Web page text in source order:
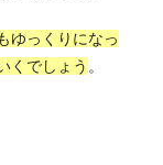
ゆっくりになっ
くでしょう 。